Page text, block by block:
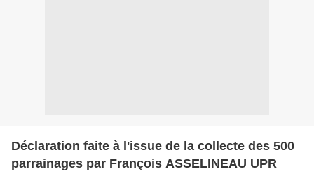
Déclaration faite à l'issue de la collecte des 500
parrainages par François ASSELINEAU UPR